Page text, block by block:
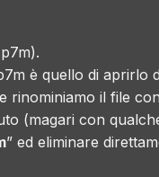
è quello di aprirlo
rinominiamo il file
(magari con
” ed eliminare